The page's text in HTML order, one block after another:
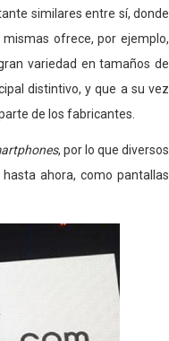
similares entre sí, donde
ofrece, por ejemplo,
variedad en tamaños de
distintivo, y que a su vez
de los fabricantes.
, por lo que diversos
ahora, como pantallas